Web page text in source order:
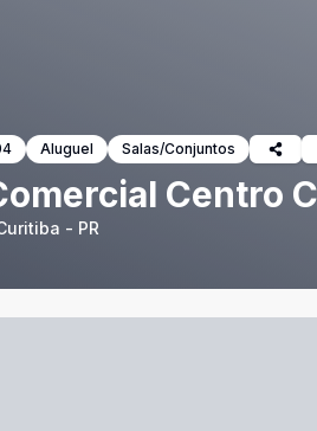
Aluguel Salas/Conjuntos
Centro
- PR